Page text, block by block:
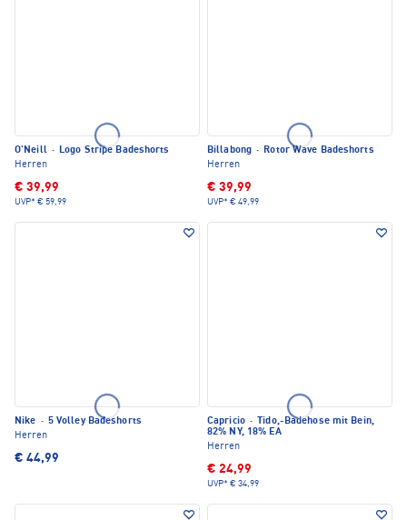
O'Neill · Logo Stripe Badeshorts
Herren
€ 39,99
UVP* € 59,99
Billabong · Rotor Wave Badeshorts
Herren
€ 39,99
UVP* € 49,99
Nike · 5 Volley Badeshorts
Herren
€ 44,99
Capricio ·
Tido,-Badehose mit Bein,
82% NY, 18% EA
Herren
€ 24,99
UVP* € 34,99